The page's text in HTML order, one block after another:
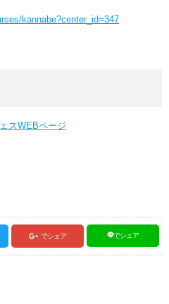
kannabe?center_id=347
スWEBページ
でシェア でシェア